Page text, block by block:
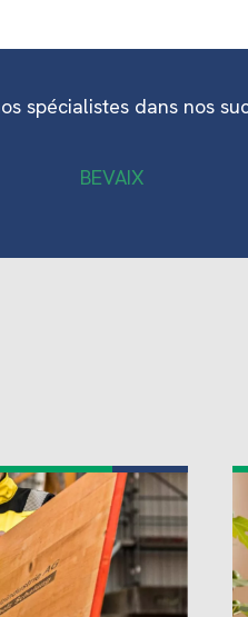
spécialistes dans nos
BEVAIX